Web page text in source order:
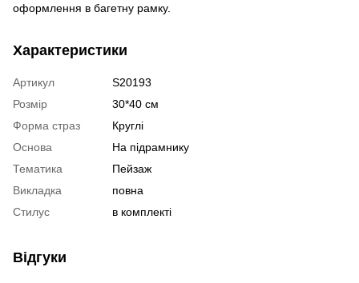
оформлення в багетну рамку.
Характеристики
Артикул
S20193
Розмір
30*40 см
Форма страз
Круглі
Основа
На підрамнику
Тематика
Пейзаж
Викладка
повна
Стилус
в комплекті
Відгуки